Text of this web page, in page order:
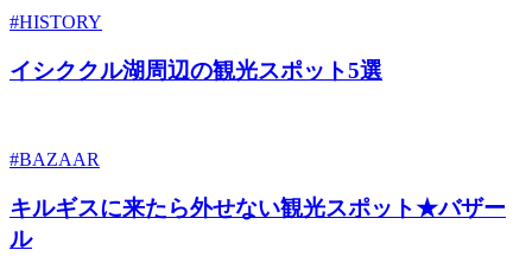
#HISTORY
イシククル湖周辺の観光スポット5選
#BAZAAR
キルギスに来たら外せない観光スポット★バザー
ル